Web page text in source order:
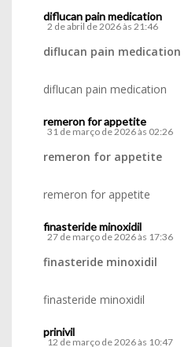
diflucan pain medication
2 de abril de 2026 às 21:46
diflucan pain medication
diflucan pain medication
remeron for appetite
31 de março de 2026 às 02:26
remeron for appetite
remeron for appetite
finasteride minoxidil
27 de março de 2026 às 17:36
finasteride minoxidil
finasteride minoxidil
prinivil
12 de março de 2026 às 10:47